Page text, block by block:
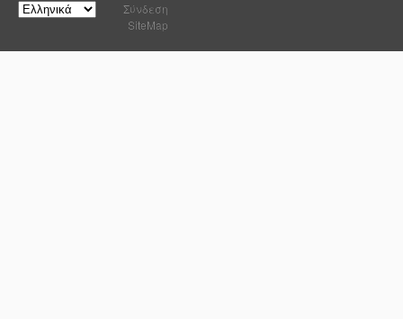
Σύνδεση
SiteMap